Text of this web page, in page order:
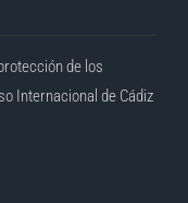
de los
Internacional de Cádiz